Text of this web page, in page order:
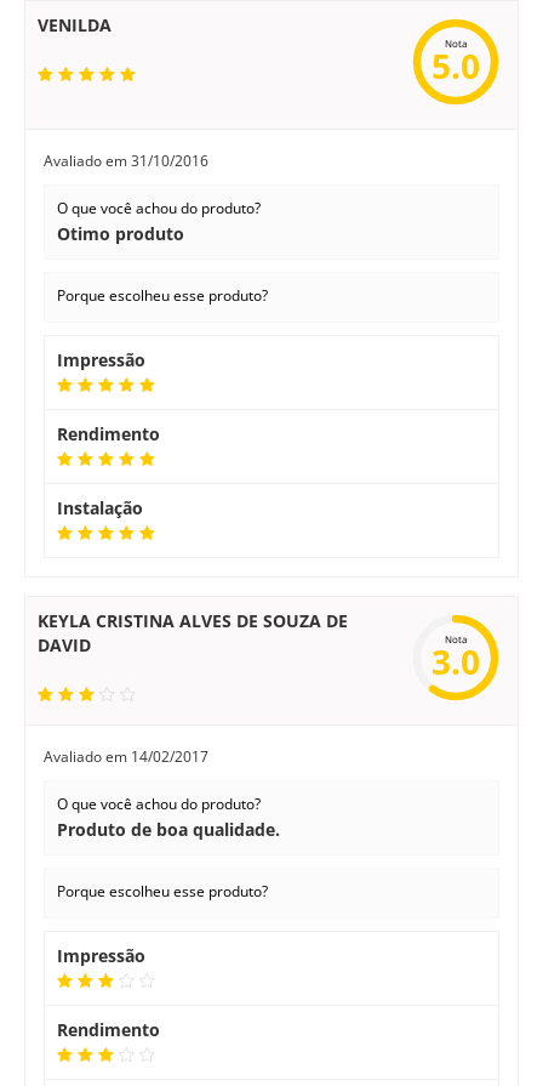
VENILDA
Nota
5.0
Avaliado em31/10/2016
O que você achou do produto?
Otimo produto
Porque escolheu esse produto?
Impressão
Rendimento
Instalação
KEYLA CRISTINA ALVES DE SOUZA DE
DAVID
Nota
3.0
Avaliado em 14/02/2017
O que você achou do produto?
Produto de boa qualidade.
Porque escolheu esse produto?
Impressão
Rendimento